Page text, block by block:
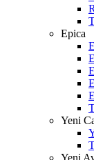
Epica
Yeni
Yeni